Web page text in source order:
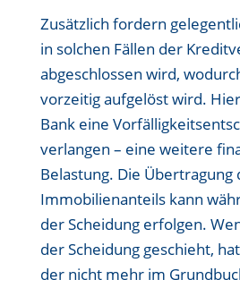
Zusätzlich fordern
in solchen Fällen der
abgeschlossen wird,
vorzeitig aufgelöst wird.
Bank eine
verlangen – eine weitere
Belastung. Die Übertragung
Immobilienanteils kann
der Scheidung erfolgen.
der Scheidung geschieht,
der nicht mehr im